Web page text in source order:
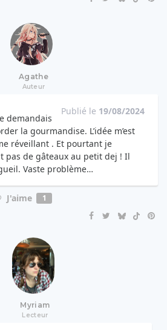
Agathe
Auteur
Publié le 19/08/2024
demandais
la gourmandise. L’idée m’est
réveillant . Et pourtant je
pas de gâteaux au petit dej ! Il
Vaste problème…
J'aime 1
Myriam
Lecteur